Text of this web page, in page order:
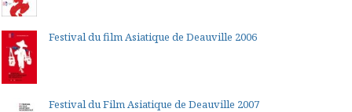
Festival du film Asiatique de Deauville 2006
Festival du Film Asiatique de Deauville 2007